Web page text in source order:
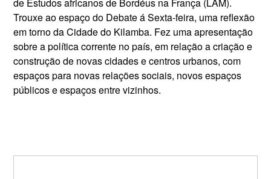
Trouxe ao espaço do Debate á Sexta-feira, uma reflexão
em torno da Cidade do Kilamba. Fez uma apresentação
sobre a política corrente no país, em relação a criação e
construção de novas cidades e centros urbanos, com
espaços para novas relações sociais, novos espaços
públicos e espaços entre vizinhos.